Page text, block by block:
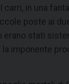
in una
poste ai
stati
imponente